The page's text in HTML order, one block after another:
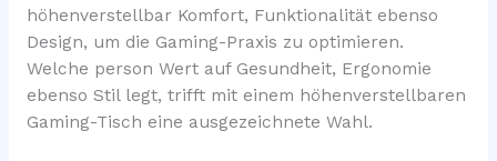
höhenverstellbar Komfort, Funktionalität ebenso
Design, um die Gaming-Praxis zu optimieren.
Welche person Wert auf Gesundheit, Ergonomie
ebenso Stil legt, trifft mit einem höhenverstellbaren
Gaming-Tisch eine ausgezeichnete Wahl.